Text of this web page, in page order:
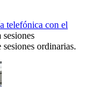
telefónica con el
sesiones
ordinarias.